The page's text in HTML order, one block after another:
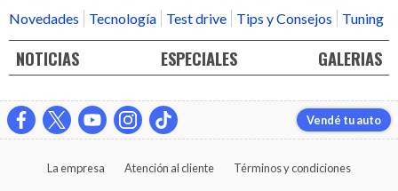
Novedades
Tecnología Test drive Tips y Consejos Tuning
NOTICIAS ESPECIALES GALERIAS
Vendé tu auto
La empresa Atención al cliente Términos y condiciones